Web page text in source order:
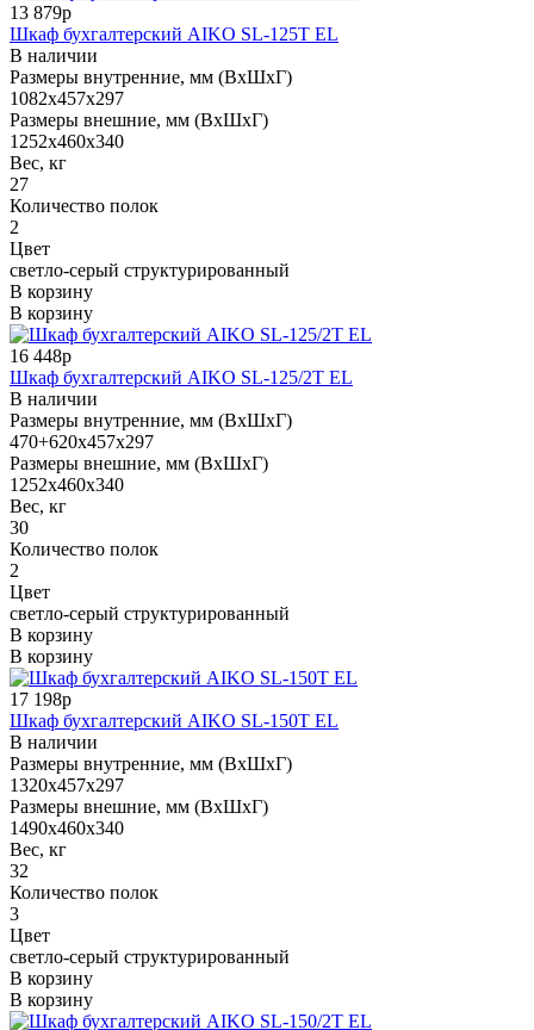
13 879р
Шкаф бухгалтерский AIKO SL-125Т EL
В наличии
Размеры внутренние, мм (ВхШхГ)
1082x457x297
Размеры внешние, мм (ВхШхГ)
1252x460x340
Вес, кг
27
Количество полок
2
Цвет
светло-серый структурированный
В корзину
В корзину
16 448р
Шкаф бухгалтерский AIKO SL-125/2Т EL
В наличии
Размеры внутренние, мм (ВхШхГ)
470+620x457x297
Размеры внешние, мм (ВхШхГ)
1252x460x340
Вес, кг
30
Количество полок
2
Цвет
светло-серый структурированный
В корзину
В корзину
17 198р
Шкаф бухгалтерский AIKO SL-150Т EL
В наличии
Размеры внутренние, мм (ВхШхГ)
1320x457x297
Размеры внешние, мм (ВхШхГ)
1490x460x340
Вес, кг
32
Количество полок
3
Цвет
светло-серый структурированный
В корзину
В корзину